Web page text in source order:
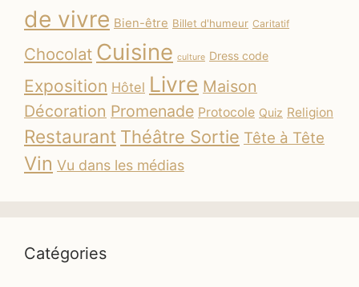
de vivre Bien-être Billet d'humeur Caritatif
Chocolat Cuisine culture Dress code
Exposition Hôtel Livre Maison
Décoration Promenade Protocole Quiz Religion
Restaurant Théâtre Sortie Tête à Tête
Vin Vu dans les médias
Catégories